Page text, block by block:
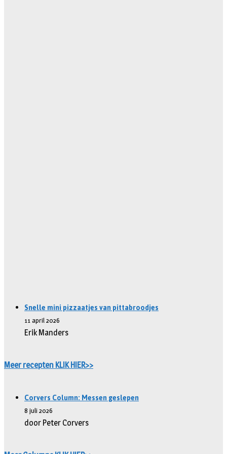
Snelle mini pizzaatjes van pittabroodjes
11 april 2026
Erik Manders
Meer recepten KLIK HIER>>
Corvers Column: Messen geslepen
8 juli 2026
door Peter Corvers